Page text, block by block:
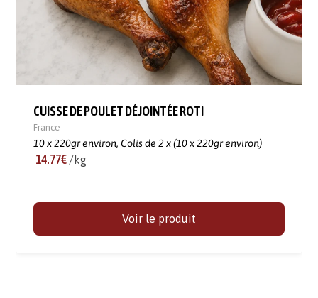
CUISSE DE POULET DÉJOINTÉE ROTI
France
10 x 220gr environ, Colis de 2 x (10 x 220gr environ)
14.77€ /kg
Voir le produit